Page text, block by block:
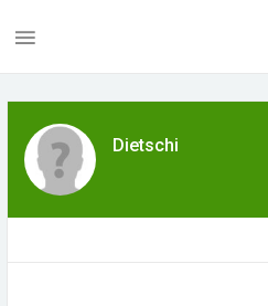
Dietschi